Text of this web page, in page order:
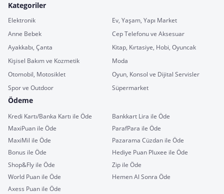
Kategoriler
Elektronik
Ev, Yaşam, Yapı Market
Anne Bebek
Cep Telefonu ve Aksesuar
Ayakkabı, Çanta
Kitap, Kırtasiye, Hobi, Oyuncak
Kişisel Bakım ve Kozmetik
Moda
Otomobil, Motosiklet
Oyun, Konsol ve Dijital Servisler
Spor ve Outdoor
Süpermarket
Ödeme
Kredi Kartı/Banka Kartı ile Öde
Bankkart Lira ile Öde
MaxiPuan ile Öde
ParafPara ile Öde
MaxiMil ile Öde
Pazarama Cüzdan ile Öde
Bonus ile Öde
Hediye Puan Pluxee ile Öde
Shop&Fly ile Öde
Zip ile Öde
World Puan ile Öde
Hemen Al Sonra Öde
Axess Puan ile Öde